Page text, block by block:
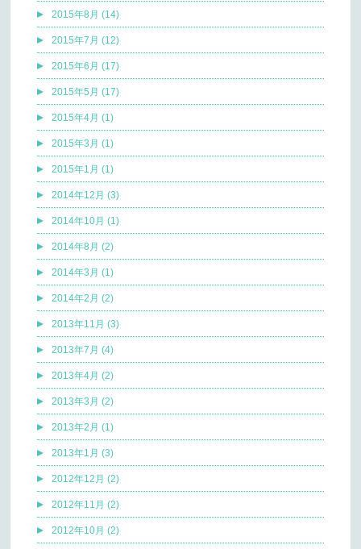
2015年8月 (14)
2015年7月 (12)
2015年6月 (17)
2015年5月 (17)
2015年4月 (1)
2015年3月 (1)
2015年1月 (1)
2014年12月 (3)
2014年10月 (1)
2014年8月 (2)
2014年3月 (1)
2014年2月 (2)
2013年11月 (3)
2013年7月 (4)
2013年4月 (2)
2013年3月 (2)
2013年2月 (1)
2013年1月 (3)
2012年12月 (2)
2012年11月 (2)
2012年10月 (2)